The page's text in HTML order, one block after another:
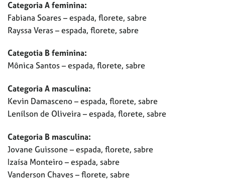
Categoria A feminina:
Fabiana Soares – espada, florete, sabre
Rayssa Veras – espada, florete, sabre
Categotia B feminina:
Mônica Santos – espada, florete, sabre
Categoria A masculina:
Kevin Damasceno – espada, florete, sabre
Lenílson de Oliveira – espada, florete, sabre
Categoria B masculina:
Jovane Guissone – espada, florete, sabre
Izaísa Monteiro – espada, sabre
Vanderson Chaves – florete, sabre